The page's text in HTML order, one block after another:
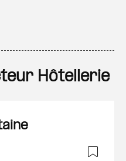
Hôtellerie